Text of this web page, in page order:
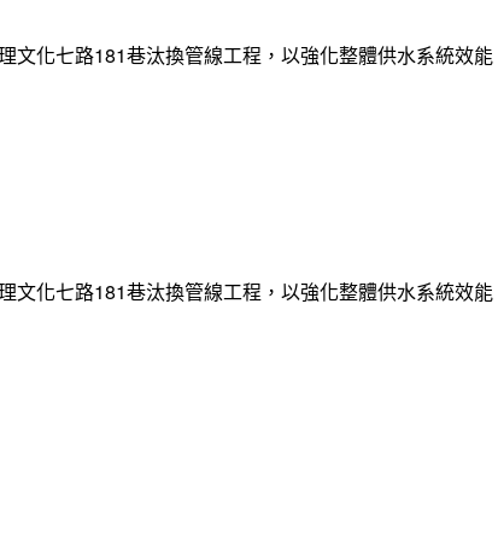
化七路181巷汰換管線工程，以強化整體供水系統效
化七路181巷汰換管線工程，以強化整體供水系統效